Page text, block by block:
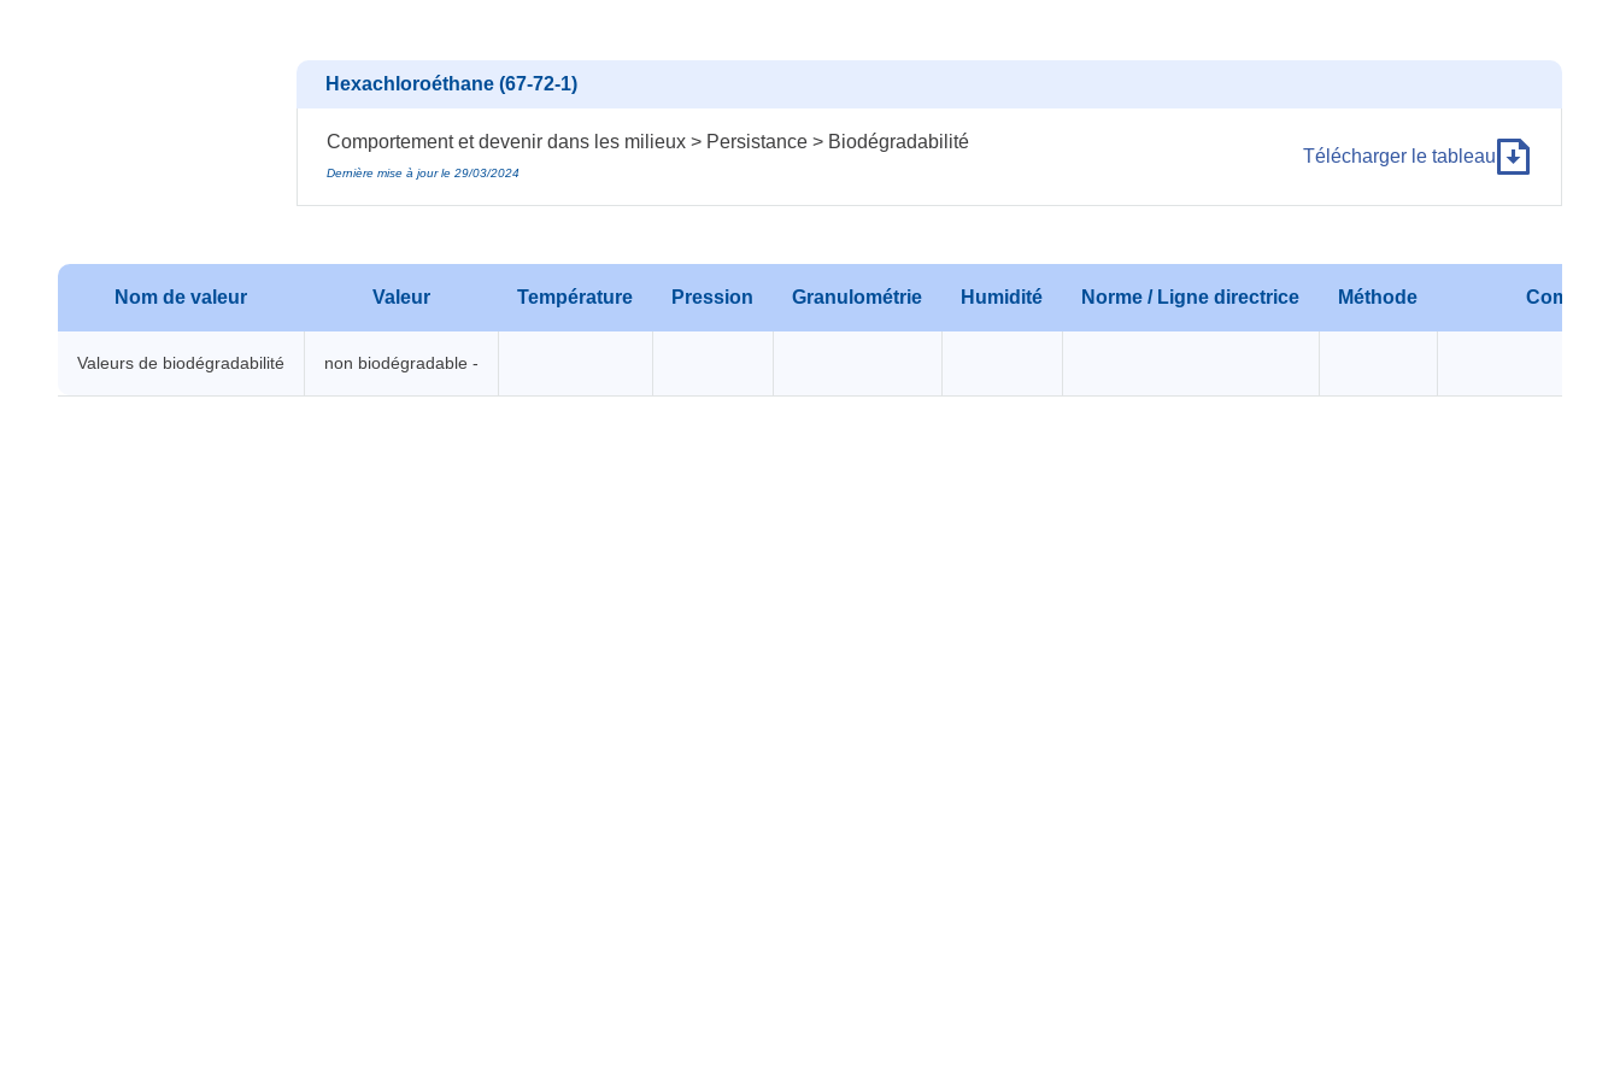
Hexachloroéthane (67-72-1)
Comportement et devenir dans les milieux > Persistance > Biodégradabilité
Dernière mise à jour le 29/03/2024
Télécharger le tableau
Nom de valeur Valeur Température Pression Granulométrie Humidité Norme / Ligne directrice Méthode
Valeurs de biodégradabilité non biodégradable -